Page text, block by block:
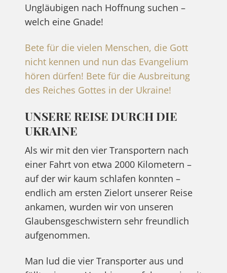
Ungläubigen nach Hoffnung suchen –
welch eine Gnade!
Bete für die vielen Menschen, die Gott
nicht kennen und nun das Evangelium
hören dürfen! Bete für die Ausbreitung
des Reiches Gottes in der Ukraine!
UNSERE REISE DURCH DIE
UKRAINE
Als wir mit den vier Transportern nach
einer Fahrt von etwa 2000 Kilometern –
auf der wir kaum schlafen konnten –
endlich am ersten Zielort unserer Reise
ankamen, wurden wir von unseren
Glaubensgeschwistern sehr freundlich
aufgenommen.
Man lud die vier Transporter aus und